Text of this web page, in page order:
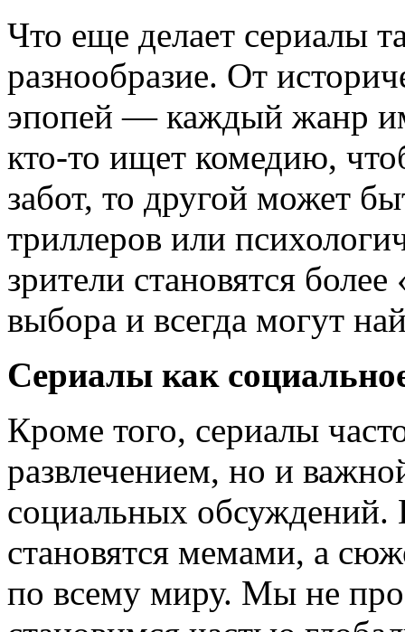
Что еще делает сериалы
разнообразие. От
эпопей — каждый жанр
кто-то ищет комедию,
забот, то другой может
триллеров или
зрители становятся
выбора и всегда могут
Сериалы как
Кроме того, сериалы
развлечением, но и
социальных обсуждений.
становятся мемами, а
по всему миру. Мы не